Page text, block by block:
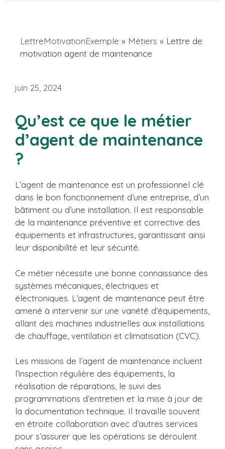
LettreMotivationExemple » Métiers » Lettre de
motivation agent de maintenance
juin 25, 2024
Qu’est ce que le métier
d’agent de maintenance
?
L’agent de maintenance est un professionnel clé
dans le bon fonctionnement d’une entreprise, d’un
bâtiment ou d’une installation. Il est responsable
de la maintenance préventive et corrective des
équipements et infrastructures, garantissant ainsi
leur disponibilité et leur sécurité.
Ce métier nécessite une bonne connaissance des
systèmes mécaniques, électriques et
électroniques. L’agent de maintenance peut être
amené à intervenir sur une variété d’équipements,
allant des machines industrielles aux installations
de chauffage, ventilation et climatisation (CVC).
Les missions de l’agent de maintenance incluent
l’inspection régulière des équipements, la
réalisation de réparations, le suivi des
programmations d’entretien et la mise à jour de
la documentation technique. Il travaille souvent
en étroite collaboration avec d’autres services
pour s’assurer que les opérations se déroulent